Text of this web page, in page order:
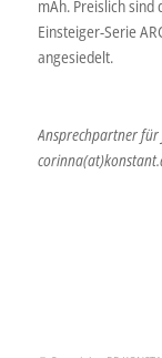
mAh. Preislich sind
Einsteiger-Serie
angesiedelt.
Ansprechpartner für